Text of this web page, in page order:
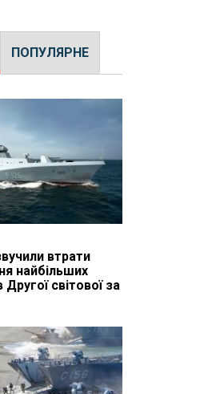
ПОПУЛЯРНЕ
втрати
найбільших
Другої світової за